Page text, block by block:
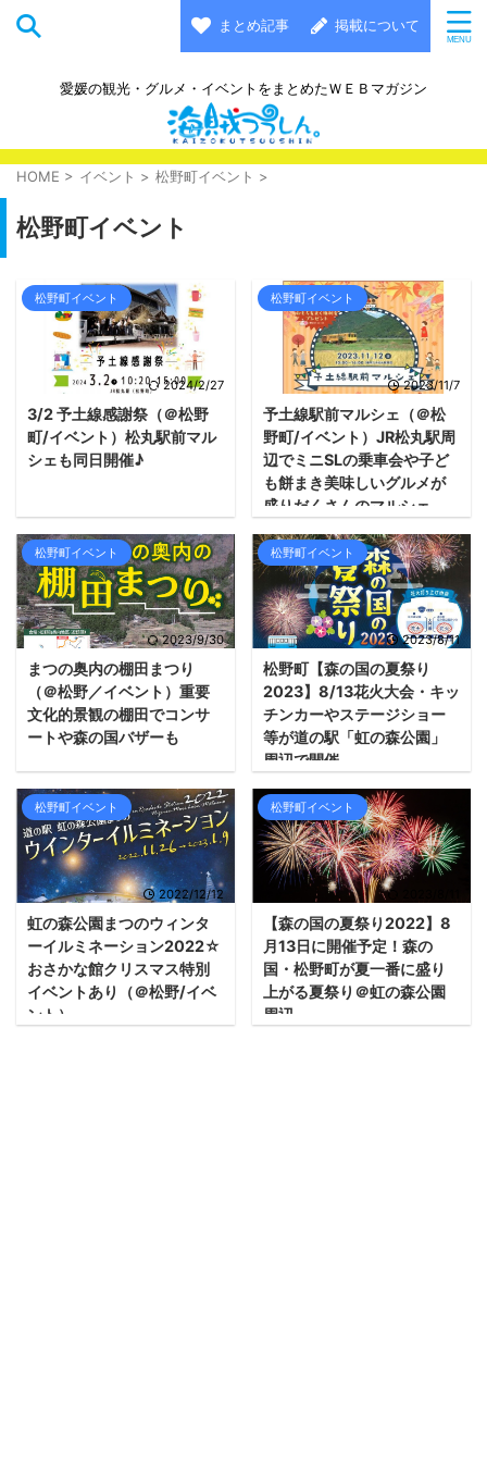
まとめ記事 掲載について
愛媛の観光・グルメ・イベントをまとめたＷＥＢマガジン
HOME > イベント > 松野町イベント >
松野町イベント
松野町イベント
2024/2/27
3/2 予土線感謝祭（＠松野
町/イベント）松丸駅前マル
シェも同日開催♪
松野町イベント
2023/11/7
予土線駅前マルシェ（＠松
野町/イベント）JR松丸駅周
辺でミニSLの乗車会や子ど
も餅まき美味しいグルメが
盛りだくさんのマルシェ
松野町イベント
2023/9/30
まつの奥内の棚田まつり
（＠松野／イベント）重要
文化的景観の棚田でコンサ
ートや森の国バザーも
松野町イベント
2023/8/11
松野町【森の国の夏祭り
2023】8/13花火大会・キッ
チンカーやステージショー
等が道の駅「虹の森公園」
周辺で開催
松野町イベント
2022/12/12
虹の森公園まつのウィンタ
ーイルミネーション2022☆
おさかな館クリスマス特別
イベントあり（＠松野/イベ
ント）
松野町イベント
【森の国の夏祭り2022】8
月13日に開催予定！森の
国・松野町が夏一番に盛り
上がる夏祭り＠虹の森公園
周辺